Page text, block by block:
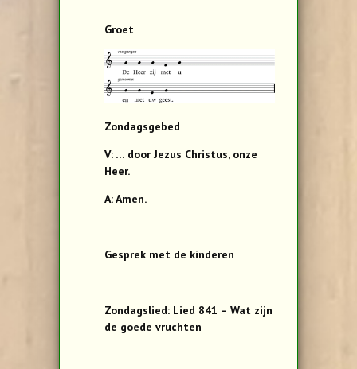
Groet
Zondagsgebed
V: … door Jezus Christus, onze
Heer.
A: Amen.
Gesprek met de kinderen
Zondagslied: Lied 841 – Wat zijn
de goede vruchten